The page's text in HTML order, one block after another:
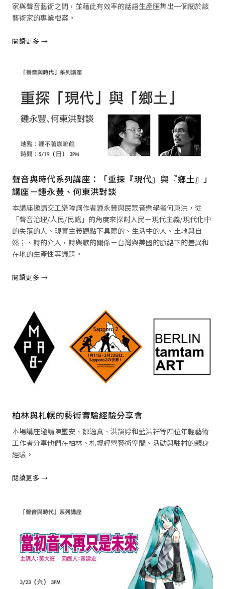
家與聲音藝術之間，並藉此有效率的話語生產匯集出一個關於該
藝術家的專業檔案。
閱讀更多 →
聲音與時代系列講座：「重探『現代』與『鄉土』」
講座－鍾永豐、何東洪對談
本講座邀請交工樂隊詞作者鍾永豐與民眾音樂學者何東洪，從
「聲音治理/人民/民謠」的角度來探討人民－現代主義/現代化中
的失落的人、現實主義觀點下具體的、生活中的人、土地與自
然；、詩的介入，詩與歌的關係－台灣與美國的脈絡下的差異和
在地的生產性等議題。
閱讀更多 →
柏林與札幌的藝術實驗經驗分享會
本場講座邀請陳璽安、鄒逸真、洪韻婷和藍洪祥等四位年輕藝術
工作者分享他們在柏林、札幌經營藝術空間、活動與駐村的親身
經驗。
閱讀更多 →